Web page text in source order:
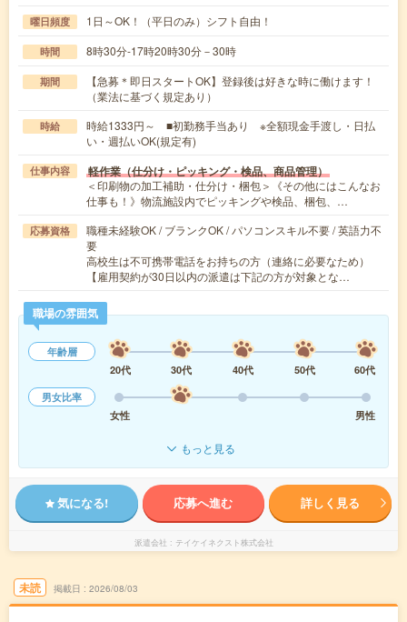
曜日頻度 1日～OK！（平日のみ）シフト自由！
時間 8時30分-17時20時30分－30時
期間
【急募＊即日スタートOK】登録後は好きな時に働けます！
（業法に基づく規定あり）
時給
時給1333円～ ■初勤務手当あり ※全額現金手渡し・日払
い・週払いOK(規定有)
仕事内容 軽作業（仕分け・ピッキング・検品、商品管理）
＜印刷物の加工補助・仕分け・梱包＞《その他にはこんなお
仕事も！》物流施設内でピッキングや検品、梱包、…
応募資格
職種未経験OK / ブランクOK / パソコンスキル不要 / 英語力不
要
高校生は不可携帯電話をお持ちの方（連絡に必要なため）
【雇用契約が30日以内の派遣は下記の方が対象とな…
職場の雰囲気
年齢層
20代
30代 40代 50代
60代
男女比率
女性
男性
もっと見る
気になる! 応募へ進む 詳しく見る
派遣会社 テイケイネクスト株式会社
未読 掲載日 2026/08/03